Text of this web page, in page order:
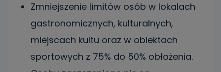
Zmniejszenie limitów osób w lokalach
gastronomicznych, kulturalnych,
miejscach kultu oraz w obiektach
sportowych z 75% do 50% obłożenia.